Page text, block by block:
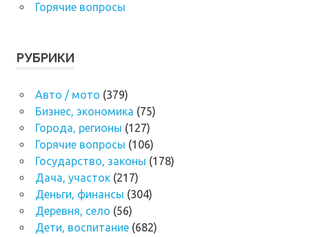
Горячие вопросы
РУБРИКИ
Авто / мото (379)
Бизнес, экономика (75)
Города, регионы (127)
Горячие вопросы (106)
Государство, законы (178)
Дача, участок(217)
Деньги, финансы (304)
Деревня, село (56)
Дети, воспитание(682)